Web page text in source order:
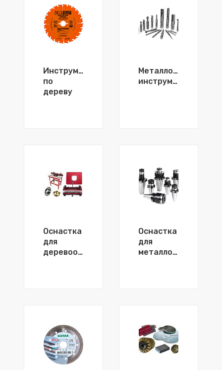
Инструменты
по
дереву
Металлорежущий
инструмент
Оснастка
для
деревообработки
Оснастка
для
металлообработки